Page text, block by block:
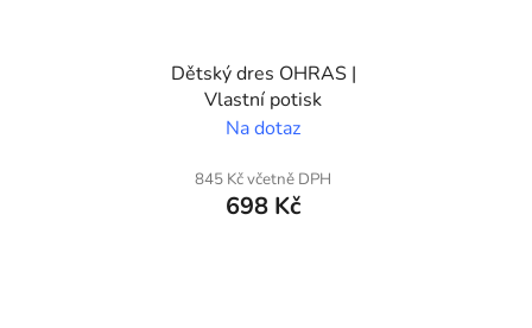
Dětský dres OHRAS |
Vlastní potisk
Na dotaz
845 Kč včetně DPH
698 Kč